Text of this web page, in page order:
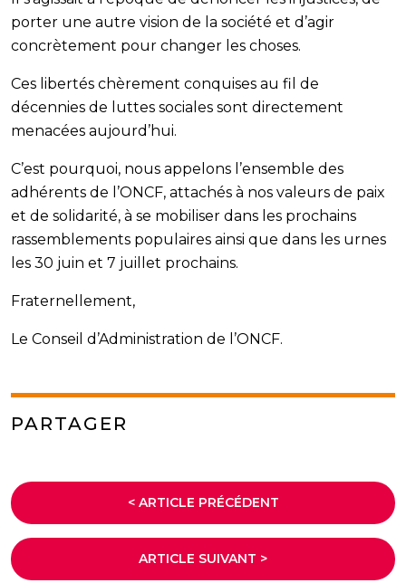
porter une autre vision de la société et d’agir
concrètement pour changer les choses.
Ces libertés chèrement conquises au fil de
décennies de luttes sociales sont directement
menacées aujourd’hui.
C’est pourquoi, nous appelons l’ensemble des
adhérents de l’ONCF, attachés à nos valeurs de paix
et de solidarité, à se mobiliser dans les prochains
rassemblements populaires ainsi que dans les urnes
les 30 juin et 7 juillet prochains.
Fraternellement,
Le Conseil d’Administration de l’ONCF.
PARTAGER
< ARTICLE PRÉCÉDENT
ARTICLE SUIVANT >